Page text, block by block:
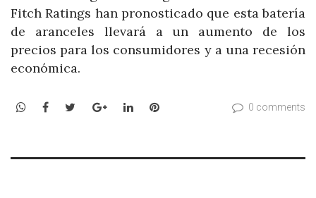
Fitch Ratings han pronosticado que esta batería
de aranceles llevará a un aumento de los
precios para los consumidores y a una recesión
económica.
WhatsApp
Facebook
TwitterGoogle+LinkedInPinterest 0 comments